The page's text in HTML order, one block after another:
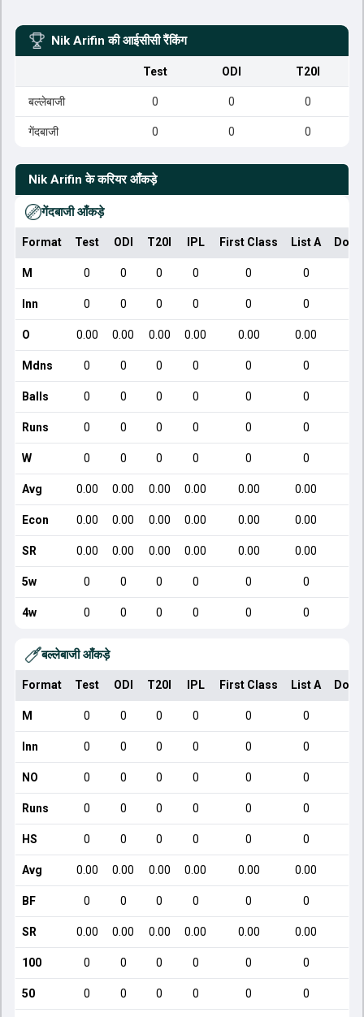
Nik Arifin की आईसीसी रैंकिंग
Test ODI T20I
बल्लेबाजी 0 0 0
गेंदबाजी 0 0 0
Nik Arifin के करियर आँकड़े
गेंदबाजी आँकड़े
Format Test ODI T20I IPL First Class List A
M 0 0 0 0 0 0
Inn 0 0 0 0 0 0
O 0.00 0.00 0.00 0.00 0.00 0.00
Mdns 0 0 0 0 0 0
Balls 0 0 0 0 0 0
Runs 0 0 0 0 0 0
W 0 0 0 0 0 0
Avg 0.00 0.00 0.00 0.00 0.00 0.00
Econ 0.00 0.00 0.00 0.00 0.00 0.00
SR 0.00 0.00 0.00 0.00 0.00 0.00
5w 0 0 0 0 0 0
4w 0 0 0 0 0 0
बल्लेबाजी आँकड़े
Format Test ODI T20I IPL First Class List A
M 0 0 0 0 0 0
Inn 0 0 0 0 0 0
NO 0 0 0 0 0 0
Runs 0 0 0 0 0 0
HS 0 0 0 0 0 0
Avg 0.00 0.00 0.00 0.00 0.00 0.00
BF 0 0 0 0 0 0
SR 0.00 0.00 0.00 0.00 0.00 0.00
100 0 0 0 0 0 0
50 0 0 0 0 0 0